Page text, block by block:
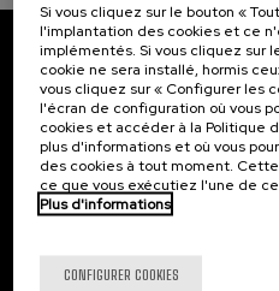
Abonnez-vous à notre bulletin
Inscrivez-vous pour être le premier à
actualités de l'UIK.
S'abonner
Contact
Si vous cliquez sur le bouton «
l'implantation des cookies et ce
implémentés. Si vous cliquez sur
cookie ne sera installé, hormis
vous cliquez sur « Configurer les
l'écran de configuration où vous
cookies et accéder à la Politique
plus d'informations et où vous
des cookies à tout moment.
ce que vous exécutiez l'une de
Plus d'informations
CONFIGURER COOKIES